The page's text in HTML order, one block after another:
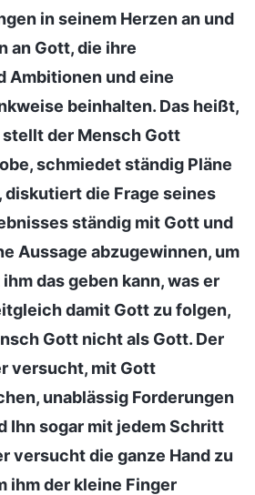
in seinem Herzen an und
an Gott, die ihre
Ambitionen und eine
beinhalten. Das heißt,
der Mensch Gott
schmiedet ständig Pläne
diskutiert die Frage seines
ständig mit Gott und
Aussage abzugewinnen, um
das geben kann, was er
damit Gott zu folgen,
Gott nicht als Gott. Der
versucht, mit Gott
unablässig Forderungen
Ihn sogar mit jedem Schritt
versucht die ganze Hand zu
ihm der kleine Finger